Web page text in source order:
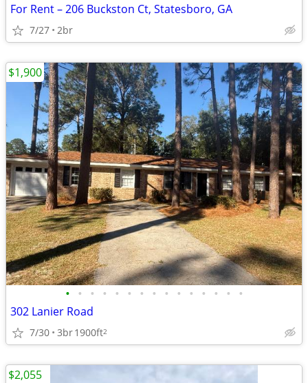
For Rent – 206 Buckston Ct, Statesboro, GA
7/27 2br
• • • • • • • • • • • • • • •
302 Lanier Road
7/30 3br1900ft2
$1,900
$2,055